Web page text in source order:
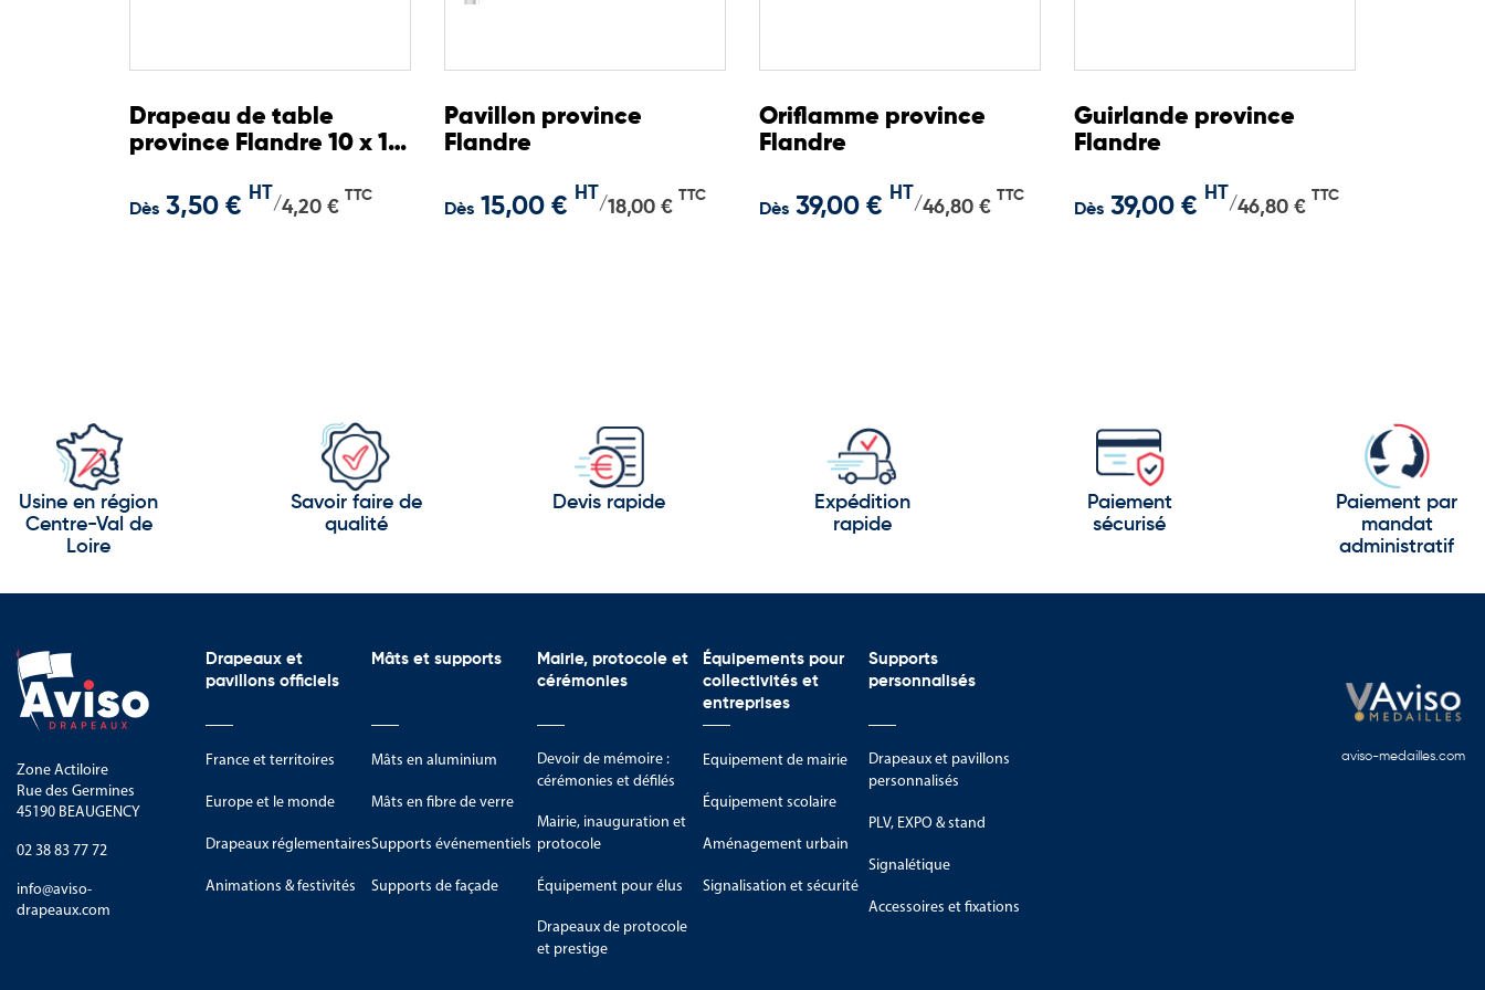
Drapeau de table
province Flandre 10 x 15
Dès 3,50 € HT
/4,20 €
TTC
Pavillon province
Flandre
Dès 15,00 € HT
/18,00 €
TTC
Oriflamme province
Flandre
Dès 39,00 € HT
/46,80 €
TTC
Guirlande province
Flandre
Dès 39,00 € HT
/46,80 €
TTC
Usine en région
Centre-Val de
Loire
Savoir faire de
qualité
Devis rapide
Expédition
rapide
Paiement
sécurisé
Paiement par
mandat
administratif
Zone Actiloire
Rue des Germines
45190 BEAUGENCY
02 38 83 77 72
info@aviso-
drapeaux.com
Drapeaux et
pavillons officiels
France et territoires
Europe et le monde
Drapeaux réglementaires
Animations & festivités
Mâts et supports
Mâts en aluminium
Mâts en fibre de verre
Supports événementiels
Supports de façade
Mairie, protocole et
cérémonies
Devoir de mémoire :
cérémonies et défilés
Mairie, inauguration et
protocole
Équipement pour élus
Drapeaux de protocole
et prestige
Équipements pour
collectivités et
entreprises
Equipement de mairie
Équipement scolaire
Aménagement urbain
Signalisation et sécurité
Supports
personnalisés
Drapeaux et pavillons
personnalisés
PLV, EXPO & stand
Signalétique
Accessoires et fixations
aviso-medailles.com